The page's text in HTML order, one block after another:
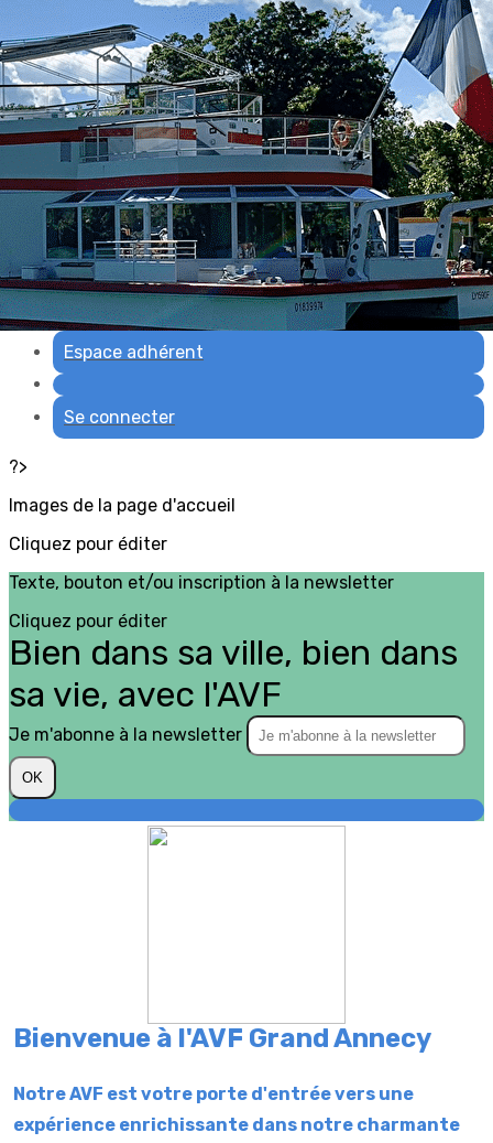
Exporter les lignes sélectionnées
Exporter toutes les colonnes
Exporter uniquement les colonnes affichées
Menu
Ajoutez un logo, un bouton, des réseaux sociaux
Cliquez pour éditer
Accueil▴▾
Nous rencontrer▴▾
Adhésion▴▾
Espace adhérent
Se connecter
?>
Images de la page d'accueil
Cliquez pour éditer
Texte, bouton et/ou inscription à la newsletter
Cliquez pour éditer
Bien dans sa ville, bien dans
sa vie, avec l'AVF
Je m'abonne à la newsletter
OK
Bienvenue à l'AVF Grand Annecy
Notre AVF est votre porte d'entrée vers une
expérience enrichissante dans notre charmante